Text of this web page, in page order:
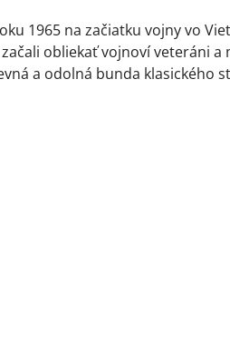
1965 na začiatku vojny vo
obliekať vojnoví veteráni a
a odolná bunda klasického